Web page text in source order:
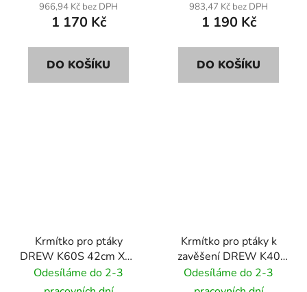
966,94 Kč bez DPH
1 170 Kč
DO KOŠÍKU
983,47 Kč bez DPH
1 190 Kč
DO KOŠÍKU
Krmítko pro ptáky
DREW K60S 42cm XXL
se solárním osvětlením
LED
Odesíláme do 2-3
Krmítko pro ptáky k
zavěšení DREW K40
35cm
Odesíláme do 2-3